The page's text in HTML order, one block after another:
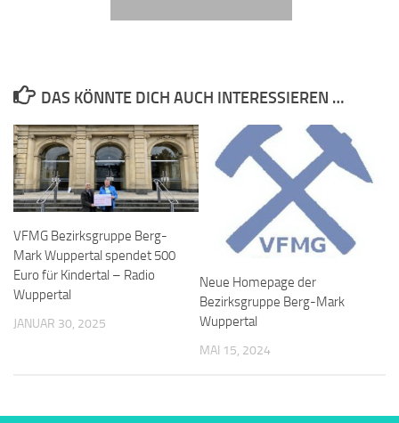
DAS KÖNNTE DICH AUCH INTERESSIEREN …
VFMG Bezirksgruppe Berg-
Mark Wuppertal spendet 500
Euro für Kindertal – Radio
Wuppertal
JANUAR 30, 2025
Neue Homepage der
Bezirksgruppe Berg-Mark
Wuppertal
MAI 15, 2024